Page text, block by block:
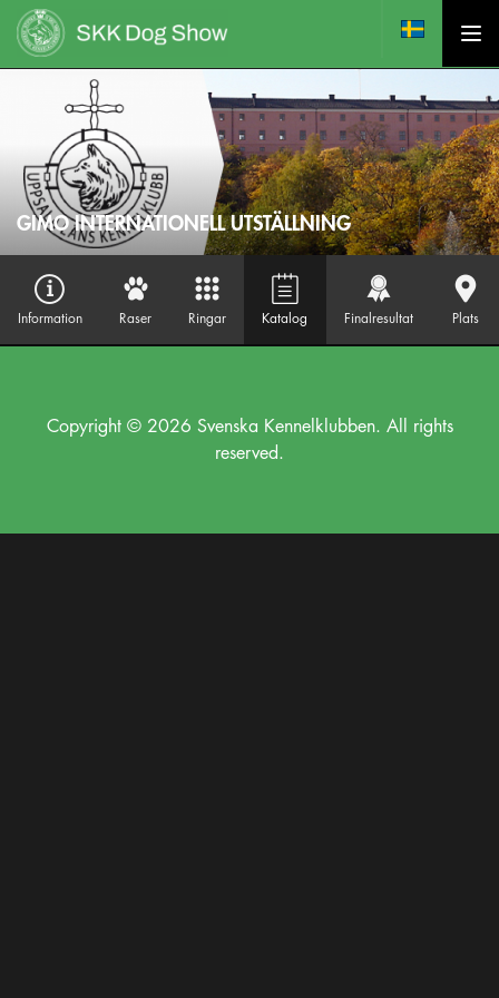
GIMO INTERNATIONELL UTSTÄLLNING
Information Raser Ringar Katalog Finalresultat Plats
Copyright © 2026 Svenska Kennelklubben. All rights
reserved.